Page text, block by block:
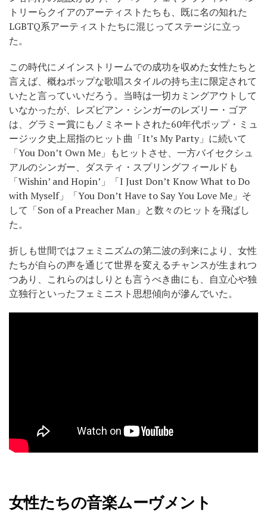
トリーらクイアのアーティストたちも、既に名の知れた
LGBTQ系アーティストたちに混じってステージに立っ
た。
この時代にメインストリームでの成功を収めた女性たちと
言えば、概ねポップな歌唱スタイルの持ち主に限定されて
いたと言っていいだろう。当時は一切カミングアウトして
いなかったが、レズビアン・シンガーのレズリー・ゴア
は、グラミー賞にもノミネートされた60年代ポップ・ミュ
ージック史上屈指のヒット曲「It’s My Party」に続いて
「You Don’t Own Me」もヒットさせ、一方バイセクシュ
アルのシンガー、ダスティ・スプリングフィールドも
「Wishin’ and Hopin’」「I Just Don’t Know What to Do
with Myself」「You Don’t Have to Say You Love Me」そ
して「Son of a Preacher Man」と数々のヒットを飛ばし
た。
折しも世間ではフェミニズムの第二波の到来により、女性
たちが自らの声を通じて世界を変えるチャンスが生まれつ
つあり、これらのはしりとも言うべき曲にも、自立心や独
立独行といったフェミニスト思想傾向が滲んでいた。
女性たちの音楽ムーヴメント